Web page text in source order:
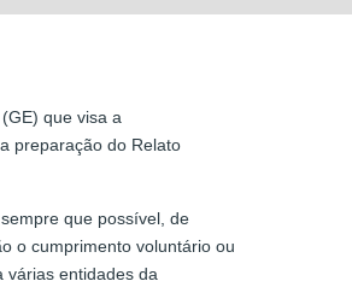
que visa a
preparação do Relato
que possível, de
o cumprimento voluntário ou
várias entidades da